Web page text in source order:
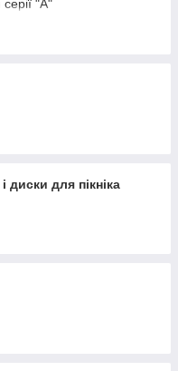
"А"
диски для пікніка